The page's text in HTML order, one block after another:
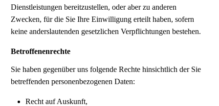
Dienstleistungen bereitzustellen, oder aber zu anderen
Zwecken, für die Sie Ihre Einwilligung erteilt haben, sofern
keine anderslautenden gesetzlichen Verpflichtungen bestehen.
Betroffenenrechte
Sie haben gegenüber uns folgende Rechte hinsichtlich der Sie
betreffenden personenbezogenen Daten:
Recht auf Auskunft,